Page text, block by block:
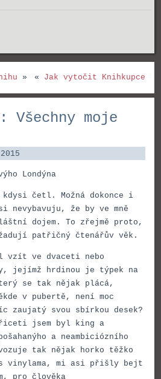
» « Jak vytočit Knihkupce
Všechny moje
Londýna
kdysi četl. Možná dokonce i
nevybavuju, že by ve mně
dojem. To zřejmě proto,
patřičný čtenářův věk.
vzít ve dvaceti nebo
jejímž hrdinou je týpek na
se tak nějak plácá,
v pubertě, není moc
zaujatý svou sbírkou desek?
jsem byl king a
a neambiciózního
tak nějak horko těžko
vinylama, mi asi přišly bejt
pro člověka